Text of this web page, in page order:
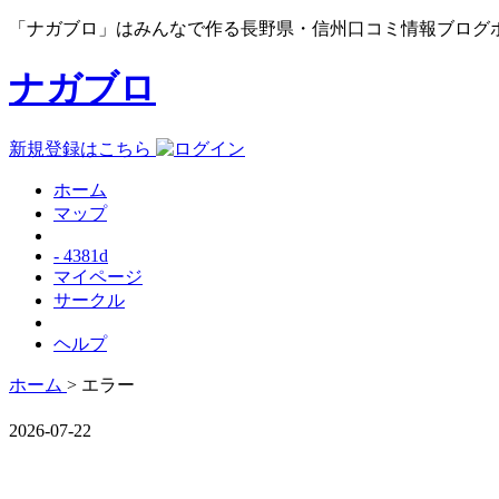
「ナガブロ」はみんなで作る長野県・信州口コミ情報ブログ
ナガブロ
新規登録はこちら
ホーム
マップ
- 4381d
マイページ
サークル
ヘルプ
ホーム > エラー
2026-07-22